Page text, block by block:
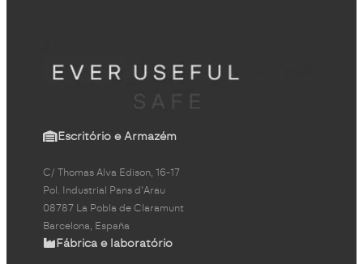
Escritório e Armazém
C/ Thomas Alva Edison, 16-17
Pol. Industrial Pans d'Arau
08787 La Pobla de Claramunt
Barcelona, España
Fábrica e laboratório